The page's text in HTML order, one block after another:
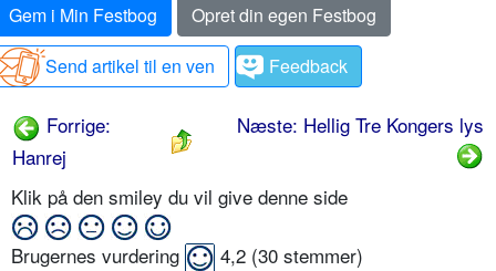
Gem i Min Festbog
Opret din egen Festbog
Send artikel til en ven
Feedback
Forrige:
Hanrej
Næste: Hellig Tre Kongers lys
Klik på den smiley du vil give denne side
Brugernes vurdering 4,2 (30 stemmer)